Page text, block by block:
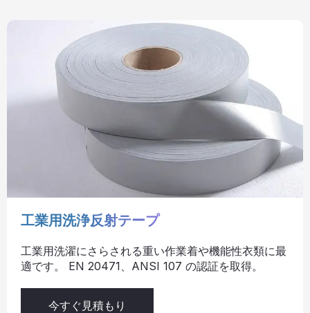
工業用洗浄反射テープ
工業用洗濯にさらされる重い作業着や機能性衣類に最
適です。 EN 20471、ANSI 107 の認証を取得。
今すぐ見積もり